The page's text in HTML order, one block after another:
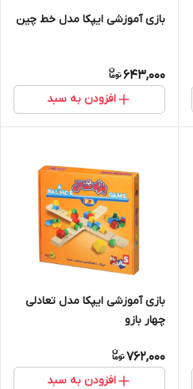
بازی آموزشی ایپکا مدل خط چین
643,000
افزودن به سبد
بازی آموزشی ایپکا مدل تعادلی
چهار بازو
762,000
افزودن به سبد